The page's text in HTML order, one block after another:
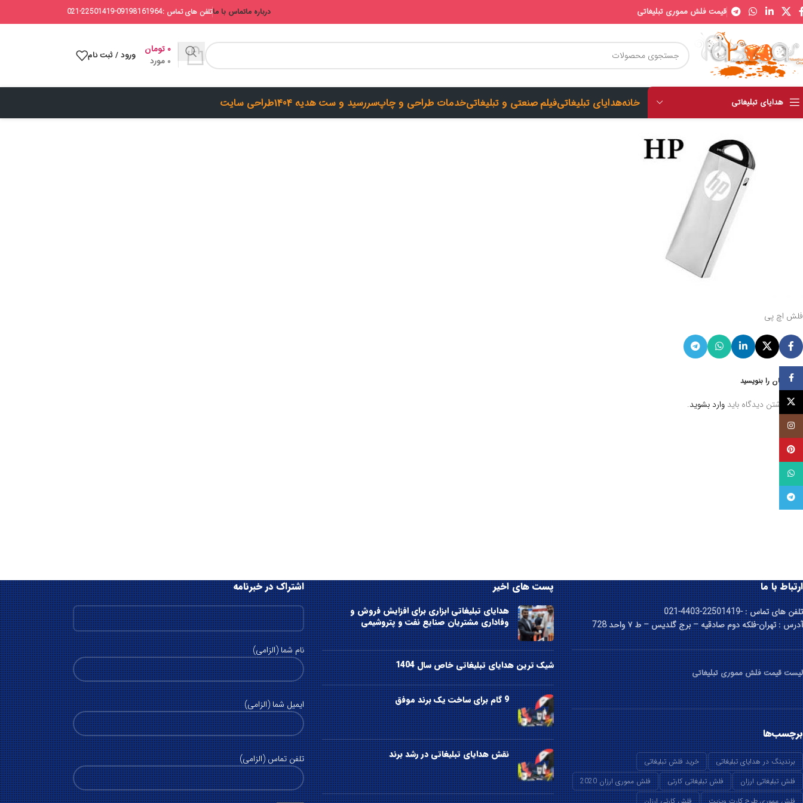
قیمت فلش مموری تبلیغاتی درباره ماتماس با ماتلفن های تماس :09198161964-22501419-021
0 مورد
۰ تومان ورود / ثبت نام
هدایای تبلیغاتی خانههدایای تبلیغاتیفیلم صنعتی و تبلیغاتیخدمات طراحی و چاپسررسید و ست هدیه 1404 طراحی سایت
فلش اچ پی
دیدگاهتان را بنویسید
برای نوشتن دیدگاه باید وارد بشوید.
ارتباط با ما
تلفن های تماس : -22501419-4403-021
آدرس : تهران-فلکه دوم صادقیه – برج گلدیس – ط ۷ واحد 728
لیست قیمت فلش مموری تبلیغاتی
برچسب‌ها
برندینگ در هدایای تبلیغاتی
خرید فلش تبلیغاتی
فلش تبلیغاتی ارزان
فلش تبلیغاتی کارتی
فلش مموری ارزان 2020
پست های اخیر
هدایای تبلیغاتی ابزاری برای افزایش فروش و
وفاداری مشتریان صنایع نفت و پتروشیمی
شیک ترین هدایای تبلیغاتی خاص سال 1404
9 گام برای ساخت یک برند موفق
نقش هدایای تبلیغاتی در رشد برند
اشتراک در خبرنامه
نام شما (الزامی)
ایمیل شما (الزامی)
تلفن تماس (الزامی)
فيسبوک
توئیتر (X)